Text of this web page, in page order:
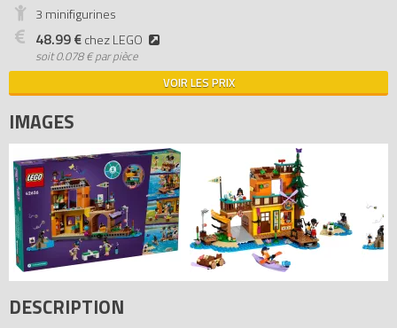
3 minifigurines
48.99 €chez LEGO
soit0.078 € par pièce
VOIR LES PRIX
IMAGES
DESCRIPTION